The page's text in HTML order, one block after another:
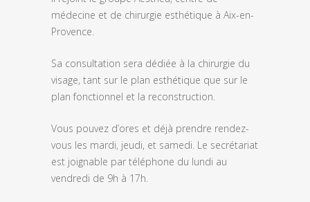
médecine et de chirurgie esthétique à Aix-en-
Provence.
Sa consultation sera dédiée à la chirurgie du
visage, tant sur le plan esthétique que sur le
plan fonctionnel et la reconstruction.
Vous pouvez d’ores et déjà prendre rendez-
vous les mardi, jeudi, et samedi. Le secrétariat
est joignable par téléphone du lundi au
vendredi de 9h à 17h.